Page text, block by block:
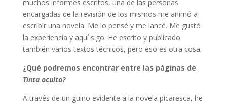
muchos informes escritos, una de las personas
encargadas de la revisión de los mismos me animó a
escribir una novela. Me lo pensé y me lancé. Me gustó
la experiencia y aquí sigo. He escrito y publicado
también varios textos técnicos, pero eso es otra cosa.
¿Qué podremos encontrar entre las páginas de
Tinta oculta?
A través de un guiño evidente a la novela picaresca, he